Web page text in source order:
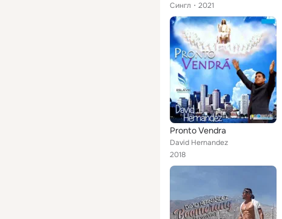
Сингл
2021
Pronto Vendra
David Hernandez
2018